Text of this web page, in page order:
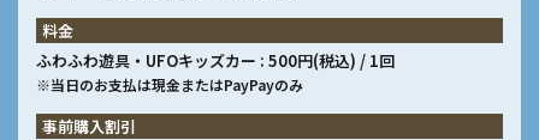
料金
ふわふわ遊具・UFOキッズカー : 500円(税込) / 1回
※当日のお支払は現金またはPayPayのみ
事前購入割引